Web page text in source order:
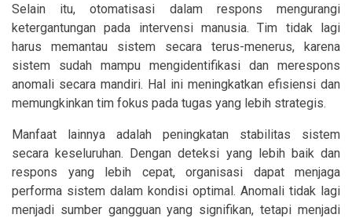
Selain itu, otomatisasi dalam respons mengurangi
ketergantungan pada intervensi manusia. Tim tidak lagi
harus memantau sistem secara terus-menerus, karena
sistem sudah mampu mengidentifikasi dan merespons
anomali secara mandiri. Hal ini meningkatkan efisiensi dan
memungkinkan tim fokus pada tugas yang lebih strategis.
Manfaat lainnya adalah peningkatan stabilitas sistem
secara keseluruhan. Dengan deteksi yang lebih baik dan
respons yang lebih cepat, organisasi dapat menjaga
performa sistem dalam kondisi optimal. Anomali tidak lagi
menjadi sumber gangguan yang signifikan, tetapi menjadi